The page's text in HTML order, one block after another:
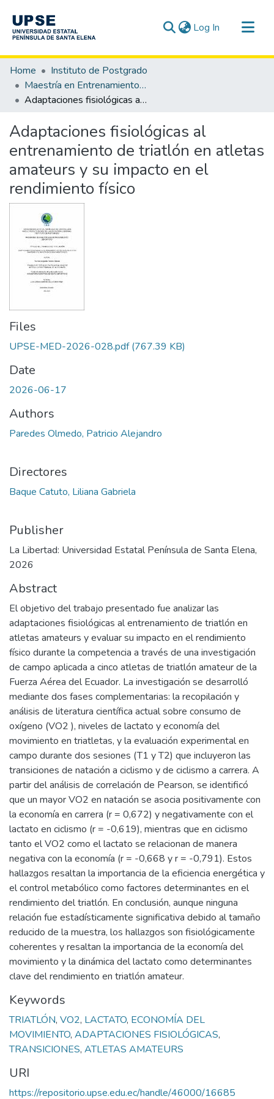
Log In (current)
Communities & Collections
All of DSpace
Statistics
Home
Instituto de Postgrado
Maestría en Entrenamiento Deportivo
Adaptaciones fisiológicas al entrenamiento de triatlón en atletas amateurs y su impacto en el rendimiento físico
Adaptaciones fisiológicas al
entrenamiento de triatlón en atletas
amateurs y su impacto en el
rendimiento físico
Files
UPSE-MED-2026-028.pdf(767.39 KB)
Date
2026-06-17
Authors
Paredes Olmedo, Patricio Alejandro
Directores
Baque Catuto, Liliana Gabriela
Publisher
La Libertad: Universidad Estatal Península de Santa Elena,
2026
Abstract
El objetivo del trabajo presentado fue analizar las
adaptaciones fisiológicas al entrenamiento de triatlón en
atletas amateurs y evaluar su impacto en el rendimiento
físico durante la competencia a través de una investigación
de campo aplicada a cinco atletas de triatlón amateur de la
Fuerza Aérea del Ecuador. La investigación se desarrolló
mediante dos fases complementarias: la recopilación y
análisis de literatura científica actual sobre consumo de
oxígeno (VO2 ), niveles de lactato y economía del
movimiento en triatletas, y la evaluación experimental en
campo durante dos sesiones (T1 y T2) que incluyeron las
transiciones de natación a ciclismo y de ciclismo a carrera. A
partir del análisis de correlación de Pearson, se identificó
que un mayor VO2 en natación se asocia positivamente con
la economía en carrera (r = 0,672) y negativamente con el
lactato en ciclismo (r = -0,619), mientras que en ciclismo
tanto el VO2 como el lactato se relacionan de manera
negativa con la economía (r = -0,668 y r = -0,791). Estos
hallazgos resaltan la importancia de la eficiencia energética y
el control metabólico como factores determinantes en el
rendimiento del triatlón. En conclusión, aunque ninguna
relación fue estadísticamente significativa debido al tamaño
reducido de la muestra, los hallazgos son fisiológicamente
coherentes y resaltan la importancia de la economía del
movimiento y la dinámica del lactato como determinantes
clave del rendimiento en triatlón amateur.
Keywords
TRIATLÓN, VO2, LACTATO, ECONOMÍA DEL
MOVIMIENTO, ADAPTACIONES FISIOLÓGICAS,
TRANSICIONES, ATLETAS AMATEURS
URI
https://repositorio.upse.edu.ec/handle/46000/16685